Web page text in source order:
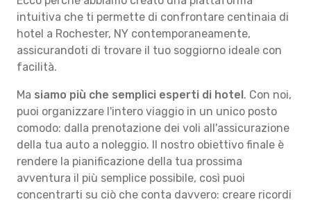
intuitiva che ti permette di confrontare centinaia di
hotel a Rochester, NY contemporaneamente,
assicurandoti di trovare il tuo soggiorno ideale con
facilità.
Ma siamo più che semplici esperti di hotel. Con noi,
puoi organizzare l'intero viaggio in un unico posto
comodo: dalla prenotazione dei voli all'assicurazione
della tua auto a noleggio. Il nostro obiettivo finale è
rendere la pianificazione della tua prossima
avventura il più semplice possibile, così puoi
concentrarti su ciò che conta davvero: creare ricordi